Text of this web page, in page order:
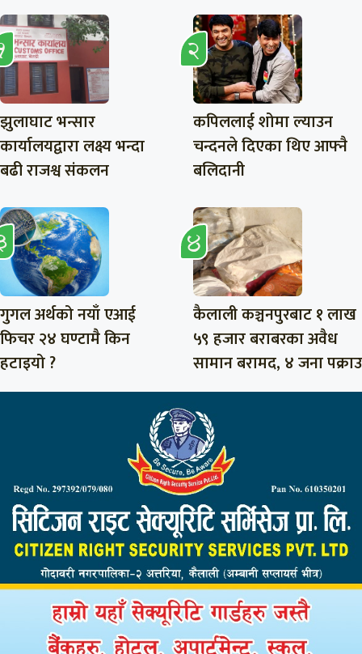
झुलाघाट भन्सार
कार्यालयद्वारा लक्ष्य भन्दा
बढी राजश्व संकलन
कपिललाई शोमा ल्याउन
चन्दनले दिएका थिए आफ्नै
बलिदानी
गुगल अर्थको नयाँ एआई
फिचर २४ घण्टामै किन
हटाइयो ?
कैलाली कञ्चनपुरबाट १ लाख
५९ हजार बराबरका अवैध
सामान बरामद, ४ जना पक्राउ